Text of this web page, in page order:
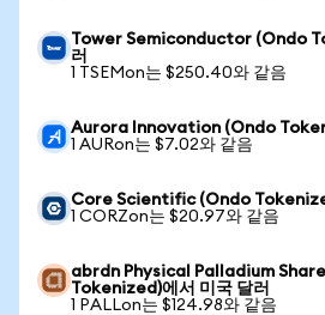
Tower Semiconductor (Ondo
러
1 TSEMon는 $250.40와 같음
Aurora Innovation (Ondo
1 AURon는 $7.02와 같음
Core Scientific (Ondo
1 CORZon는 $20.97와 같음
abrdn Physical Palladium
Tokenized)에서 미국 달러
1 PALLon는 $124.98와 같음